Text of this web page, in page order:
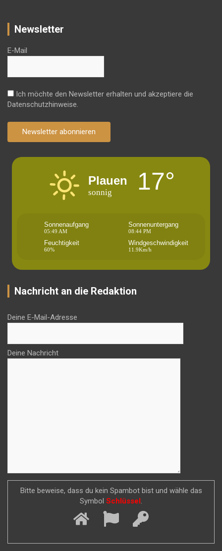
Newsletter
E-Mail
Ich möchte den Newsletter erhalten und akzeptiere die
Datenschutzhinweise.
Newsletter abonnieren
Plauen
sonnig 17°
Sonnenaufgang
05:49 AM
Sonnenuntergang
08:44 PM
Feuchtigkeit
60%
Windgeschwindigkeit
11.9Km/h
Nachricht an die Redaktion
Deine E-Mail-Adresse
Deine Nachricht
Bitte beweise, dass du kein Spambot bist und wähle das
Symbol Schlüssel .